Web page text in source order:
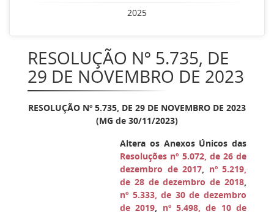
2025
RESOLUÇÃO Nº 5.735, DE
29 DE NOVEMBRO DE 2023
RESOLUÇÃO Nº 5.735, DE 29 DE NOVEMBRO DE 2023
(MG de 30/11/2023)
Altera os Anexos Únicos das
Resoluções nº 5.072, de 26 de
dezembro de 2017, nº 5.219,
de 28 de dezembro de 2018,
nº 5.333, de 30 de dezembro
de 2019, nº 5.498, de 10 de